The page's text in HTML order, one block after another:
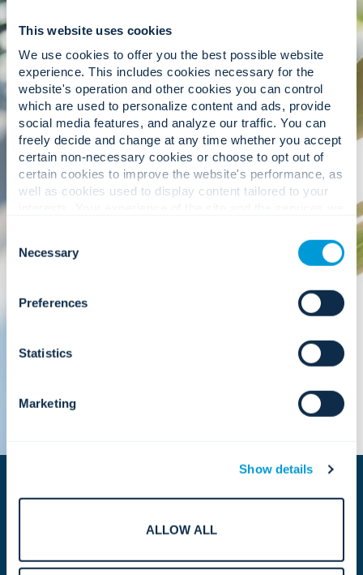
This website uses cookies
We use cookies to offer you the best possible website
experience. This includes cookies necessary for the
website's operation and other cookies you can control
which are used to personalize content and ads, provide
social media features, and analyze our traffic. You can
freely decide and change at any time whether you accept
certain non-necessary cookies or choose to opt out of
certain cookies to improve the website's performance, as
well as cookies used to display content tailored to your
cookies. Click "Show details" below for more information
about who we share your information with.
Selection
Necessary
Preferences
Statistics
Marketing
Show details
ALLOW ALL
suorituskykyä.
Vastuullinen kasvu.
Kestävä kehitys alkaa sisältäpäin, ja Convergintillä
osallistamista pitkän aikavälin menestyksen
arvojamme ja tulevaisuuden visiotamme.